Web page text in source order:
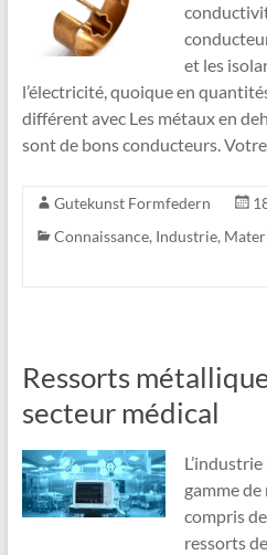
et les
l’électricité, quoique en
différent avec Les métaux en
sont de bons conducteurs. Votre
Gutekunst Formfedern
Connaissance, Industrie,
Ressorts
secteur médical
gamme
compris
ressorts